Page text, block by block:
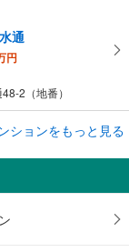
通
円
2（地番）
ミッド
目104-1（地番）
ションをもっと見る